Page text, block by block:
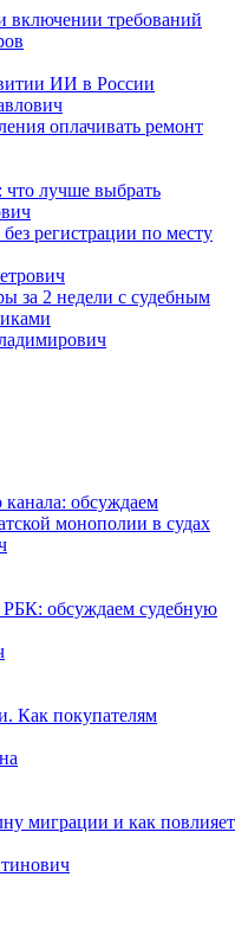
включении требований
ИИ в России
оплачивать ремонт
лучше выбрать
регистрации по месту
за 2 недели с судебным
обсуждаем
монополии в судах
обсуждаем судебную
Как покупателям
миграции и как повлияет